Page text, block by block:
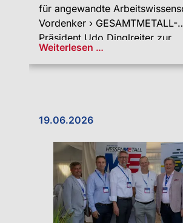
für angewandte
Vordenker › GESAMTMETALL-
Präsident Udo Dinglreiter zur
Wirtschaftskrise
Weiterlesen …
19.06.2026